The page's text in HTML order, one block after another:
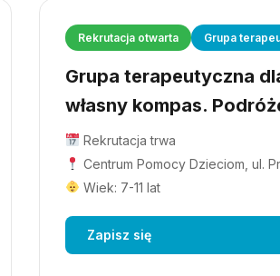
Rekrutacja otwarta Grupa
Grupa terapeutyczna
własny kompas.
Rekrutacja trwa
Centrum Pomocy Dzieciom, ul.
Wiek: 7-11 lat
Zapisz się